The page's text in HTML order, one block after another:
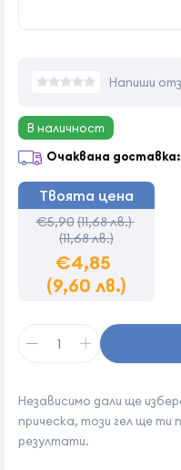
Независимо дали ще
прическа, този гел ще
резултати.
Напиши
В наличност
Очаквана доставка:
Твоята цена
€5,90(11,68 лв.)
(11,68 лв.)
€4,85
(9,60 лв.)